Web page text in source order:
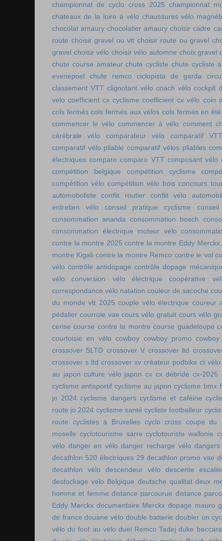
championnat de cyclo cross 2025 championnat
chateaux de la loire à vélo chaussures vélo
chocolat amaury chocolatier amaury choisir cadre
route choisir gravel ou vtt choisir route ou gravel
gravel choisir vélo choisir vélo automne choix gravel
chute course amateur chute cycliste chute cycliste
evenepoel
chute remco ciclopista de garda
classement VTT clignotant vélo coach vélo cockpit
vélo coefficient cx cyclisme coefficient cx vélo coin
cols fermés cols fermés aux vélos cols fermés en été
commencer le vélo commencer à vélo comment
cérébrale vélo
comparateur vélo
comparatif
comparatif vélo pliable comparatif vélos pliables
électriques comparo comparo VTT composant vélo
compétition belgique
compétition cyclisme
compétition vélo compétition vélo bois concours
automoboliste
conflit routier
conflit vélo
entretien vélo
conseil pratique cyclisme
consommation ananda consommation bosch
consommation électrique moteur vélo
contre la montre 2025 contre la montre Eddy Merckx
montre Kigali contre la montre Remco contre le vol
vélo contrôle antidopage contrôle dopage
vélo
conversion vélo électrique
coopérative
correspondance vélo natation couleur de sacoche
du monde vtt 2025 couple vélo électrique coureur
pédalier courroie vae cours vélo gratuit cours vélo
cerise course contre la montre course guadeloupe
courtoisie en vélo cowboy cowboy promo
crossover SLTD crossover V crossover ltd
crossover s ltd crossover xv créateur podbike ct vélo
au japon culture vélo japon cx cx débridé cx-2025
cyclisme antisportif cyclisme au japon cyclisme bmx
jo 2024 cyclisme dangers cyclisme et caféine
route jo 2024 cyclisme santé cycliste footballeur
route
cyclistes à Bruxelles cyclo cross coupe du
moselle cyclotourisme sarre cyclotouriste wallonie
vélo danger en vélo danger recharge vélo
decathlon 520 électriques 29 decathlon promo vae
decathlon vélo
descendeur vélo
descente
destockage velo Belgique deutsche qualitat deux
homme et femme distance parcourue distance
Eddy Merckx documentaire Merckx dopage mauro
de france douane vélo double batterie doubler un
vélo du foot au vélo duel Remco Tadej duke baccara